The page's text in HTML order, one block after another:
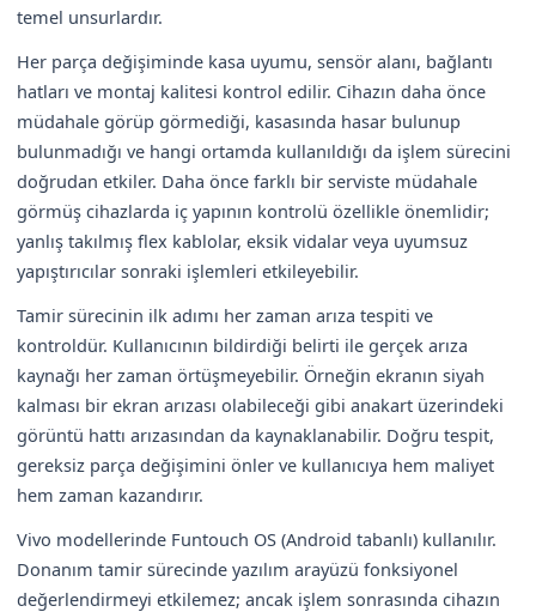
temel unsurlardır.
Her parça değişiminde kasa uyumu, sensör alanı, bağlantı
hatları ve montaj kalitesi kontrol edilir. Cihazın daha önce
müdahale görüp görmediği, kasasında hasar bulunup
bulunmadığı ve hangi ortamda kullanıldığı da işlem sürecini
doğrudan etkiler. Daha önce farklı bir serviste müdahale
görmüş cihazlarda iç yapının kontrolü özellikle önemlidir;
yanlış takılmış flex kablolar, eksik vidalar veya uyumsuz
yapıştırıcılar sonraki işlemleri etkileyebilir.
Tamir sürecinin ilk adımı her zaman arıza tespiti ve
kontroldür. Kullanıcının bildirdiği belirti ile gerçek arıza
kaynağı her zaman örtüşmeyebilir. Örneğin ekranın siyah
kalması bir ekran arızası olabileceği gibi anakart üzerindeki
görüntü hattı arızasından da kaynaklanabilir. Doğru tespit,
gereksiz parça değişimini önler ve kullanıcıya hem maliyet
hem zaman kazandırır.
Vivo modellerinde Funtouch OS (Android tabanlı) kullanılır.
Donanım tamir sürecinde yazılım arayüzü fonksiyonel
değerlendirmeyi etkilemez; ancak işlem sonrasında cihazın